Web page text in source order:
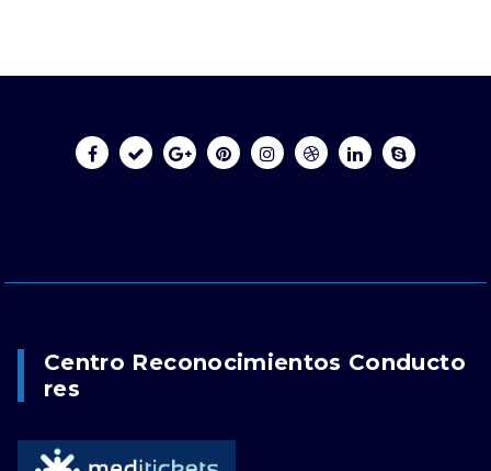
Centro Reconocimientos Conducto
Res